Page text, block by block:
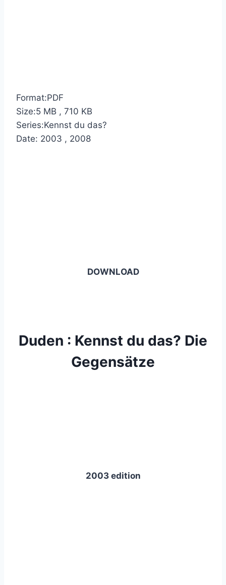
Format:PDF
Size:5 MB , 710 KB
Series:Kennst du das?
Date: 2003 , 2008
DOWNLOAD
Duden : Kennst du das? Die
Gegensätze
2003 edition